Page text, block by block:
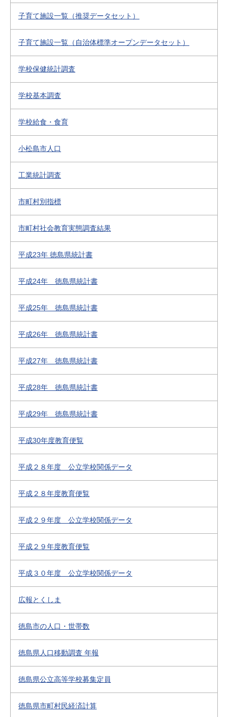
子育て施設一覧（推奨データセット）
子育て施設一覧（自治体標準オープンデータセット）
学校保健統計調査
学校基本調査
学校給食・食育
小松島市人口
工業統計調査
市町村別指標
市町村社会教育実態調査結果
平成23年 徳島県統計書
平成24年 徳島県統計書
平成25年 徳島県統計書
平成26年 徳島県統計書
平成27年 徳島県統計書
平成28年 徳島県統計書
平成29年 徳島県統計書
平成30年度教育便覧
平成２８年度 公立学校関係データ
平成２８年度教育便覧
平成２９年度 公立学校関係データ
平成２９年度教育便覧
平成３０年度 公立学校関係データ
広報とくしま
徳島市の人口・世帯数
徳島県人口移動調査 年報
徳島県公立高等学校募集定員
徳島県市町村民経済計算